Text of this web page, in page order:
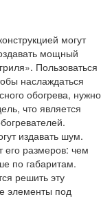
могут
мощный
Пользоваться
наслаждаться
обогрева, нужно
что является
издавать шум.
его размеров: чем
по габаритам.
решить эту
элементы под